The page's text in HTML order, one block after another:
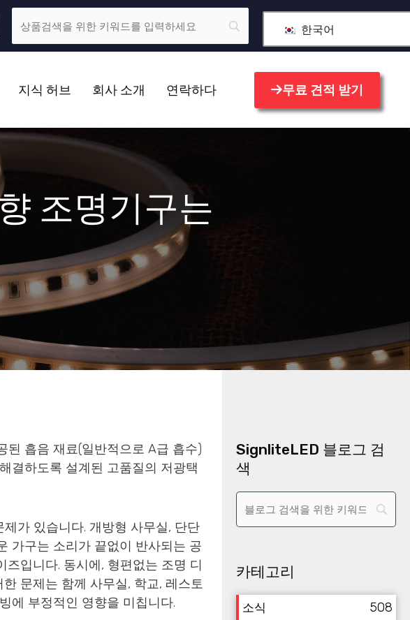
한국어
지식 허브 회사 소개 연락하다 무료 견적 받기
조명기구는
된 흡음 재료(일반적으로 A급 흡수)
결하도록 설계된 고품질의 저광택
가 있습니다. 개방형 사무실, 단단
가구는 소리가 끝없이 반사되는 공
입니다. 동시에, 형편없는 조명 디
문제는 함께 사무실, 학교, 레스토
에 부정적인 영향을 미칩니다.
SignliteLED 블로그 검
색
카테고리
소식 508